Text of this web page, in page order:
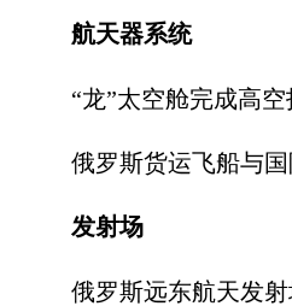
航天器系统
“龙”太空舱完成高
俄罗斯货运飞船与
发射场
俄罗斯远东航天发